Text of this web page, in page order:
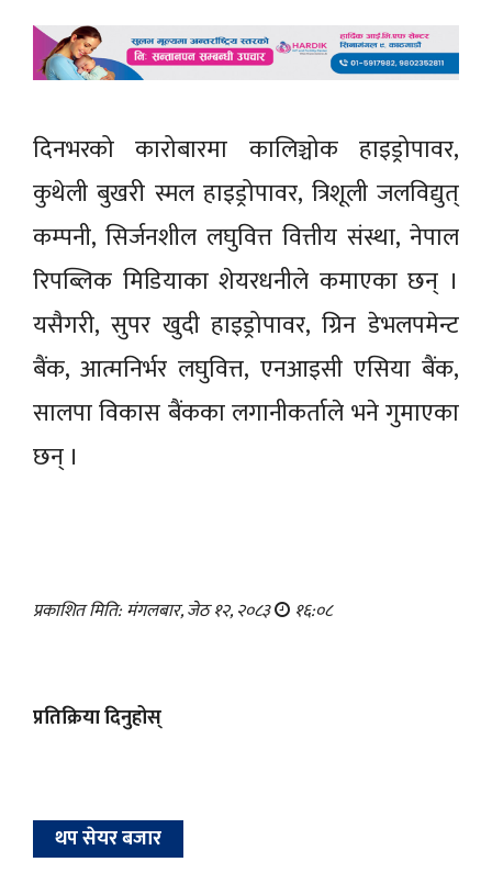
दिनभरको कारोबारमा कालिञ्चोक हाइड्रोपावर,
कुथेली बुखरी स्मल हाइड्रोपावर, त्रिशूली जलविद्युत्
कम्पनी, सिर्जनशील लघुवित्त वित्तीय संस्था, नेपाल
रिपब्लिक मिडियाका शेयरधनीले कमाएका छन् ।
यसैगरी, सुपर खुदी हाइड्रोपावर, ग्रिन डेभलपमेन्ट
बैंक, आत्मनिर्भर लघुवित्त, एनआइसी एसिया बैंक,
सालपा विकास बैंकका लगानीकर्ताले भने गुमाएका
छन् ।
प्रकाशित मिति: मंगलबार, जेठ १२, २०८३ १६:०८
प्रतिक्रिया दिनुहोस्
थप सेयर बजार